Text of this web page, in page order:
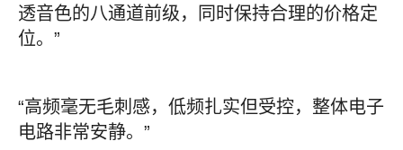
透音色的八通道前级，同时保持合理的价格定
位。”
“高频毫无毛刺感，低频扎实但受控，整体电子
电路非常安静。”